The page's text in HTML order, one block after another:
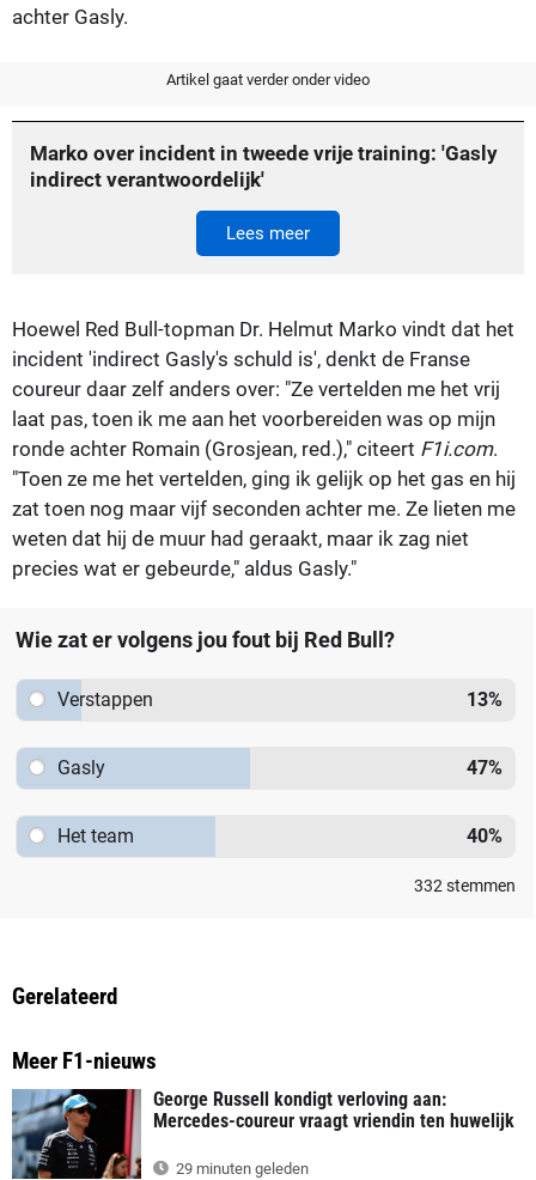
achter Gasly.
Artikel gaat verder onder video
Marko over incident in tweede vrije training: 'Gasly
indirect verantwoordelijk'
Lees meer
Hoewel Red Bull-topman Dr. Helmut Marko vindt dat het
incident 'indirect Gasly's schuld is', denkt de Franse
coureur daar zelf anders over: "Ze vertelden me het vrij
laat pas, toen ik me aan het voorbereiden was op mijn
ronde achter Romain (Grosjean, red.)," citeert F1i.com.
"Toen ze me het vertelden, ging ik gelijk op het gas en hij
zat toen nog maar vijf seconden achter me. Ze lieten me
weten dat hij de muur had geraakt, maar ik zag niet
precies wat er gebeurde," aldus Gasly."
Wie zat er volgens jou fout bij Red Bull?
Verstappen 13%
Gasly 47%
Het team 40%
332 stemmen
Gerelateerd
Meer F1-nieuws
George Russell kondigt verloving aan:
Mercedes-coureur vraagt vriendin ten huwelijk
29 minuten geleden